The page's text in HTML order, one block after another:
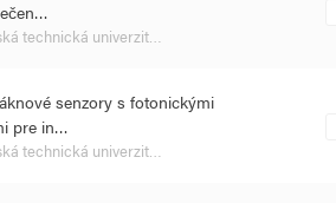
technická univerzit…
senzory s fotonickými
pre in…
technická univerzit…